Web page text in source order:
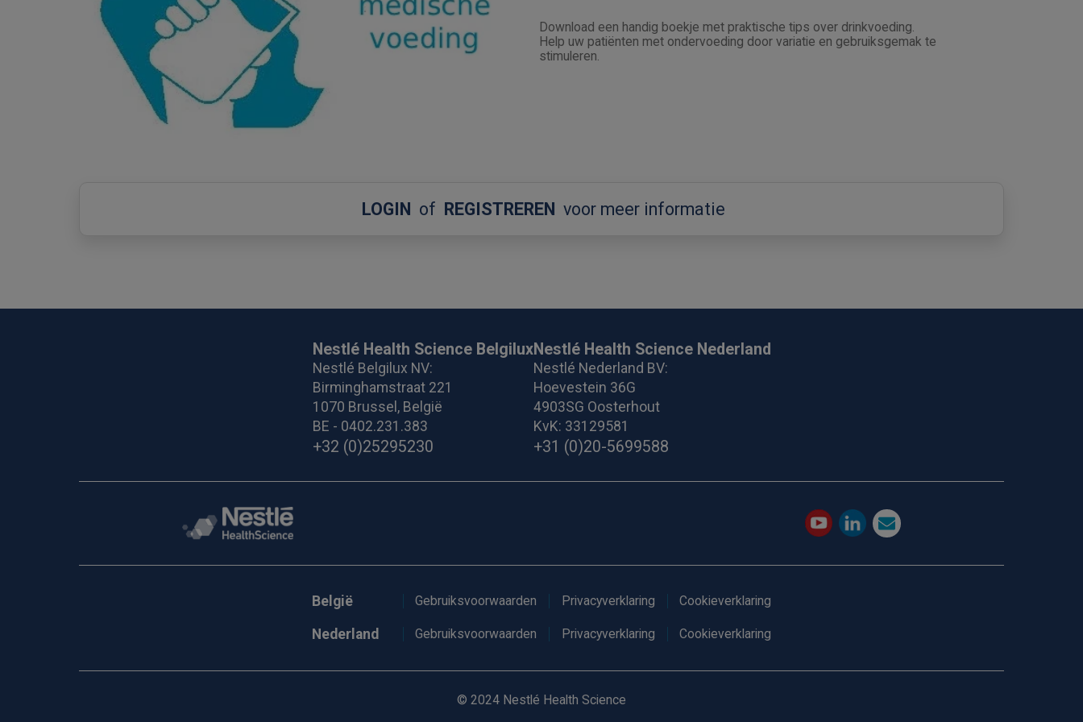
Download een handig boekje met praktische tips over drinkvoeding.
Help uw patiënten met ondervoeding door variatie en gebruiksgemak te
stimuleren.
LOGIN of REGISTREREN voor meer informatie
Nestlé Health Science Belgilux
Nestlé Belgilux NV:
Birminghamstraat 221
1070 Brussel, België
BE - 0402.231.383
+32 (0)25295230
Nestlé Health Science Nederland
Nestlé Nederland BV:
Hoevestein 36G
4903SG Oosterhout
KvK: 33129581
+31 (0)20-5699588
België Gebruiksvoorwaarden Privacyverklaring Cookieverklaring
Nederland Gebruiksvoorwaarden Privacyverklaring Cookieverklaring
© 2024 Nestlé Health Science